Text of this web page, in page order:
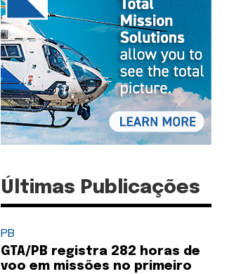
Últimas Publicações
PB
GTA/PB registra 282 horas de
voo em missões no primeiro